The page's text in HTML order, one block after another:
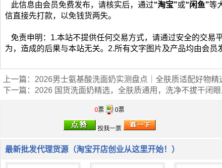
此信息由会员免费发布，请核实后，通过“淘宝”或“闲鱼”等
信直接先打款，以免钱货两失。
免责申明：1.本站不提供任何交易方式，请通过安全的交易
为，造成的后果与本站无关。2.所有文字图片及产品均由会
上一篇： 2026男士氨基酸洗面奶实测盘点｜全肤质适配好物精
下一篇： 2026 国货洗面奶精选，全肤质通用，洗净不拔干闭
0票 0票
最新批发代理货源（淘宝开店创业从这里开始！）